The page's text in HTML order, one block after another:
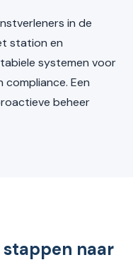
in de
station en
systemen voor
Een
beheer
naar